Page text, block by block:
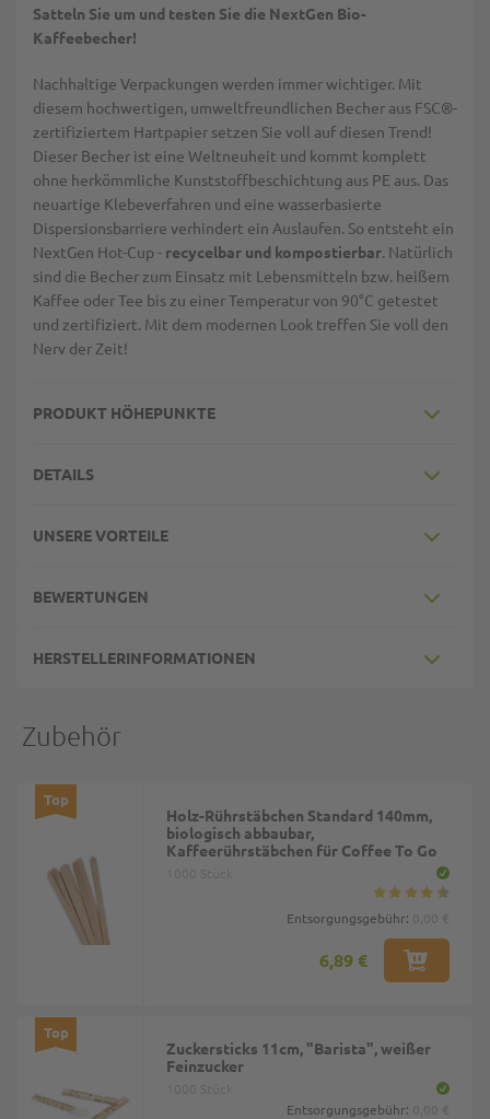
Satteln Sie um und testen Sie die NextGen Bio-
Kaffeebecher!
Nachhaltige Verpackungen werden immer wichtiger. Mit
diesem hochwertigen, umweltfreundlichen Becher aus FSC®-
zertifiziertem Hartpapier setzen Sie voll auf diesen Trend!
Dieser Becher ist eine Weltneuheit und kommt komplett
ohne herkömmliche Kunststoffbeschichtung aus PE aus. Das
neuartige Klebeverfahren und eine wasserbasierte
Dispersionsbarriere verhindert ein Auslaufen. So entsteht ein
NextGen Hot-Cup - recycelbar und kompostierbar. Natürlich
sind die Becher zum Einsatz mit Lebensmitteln bzw. heißem
Kaffee oder Tee bis zu einer Temperatur von 90°C getestet
und zertifiziert. Mit dem modernen Look treffen Sie voll den
Nerv der Zeit!
PRODUKT HÖHEPUNKTE
DETAILS
UNSERE VORTEILE
BEWERTUNGEN
HERSTELLERINFORMATIONEN
Zubehör
Top
Holz-Rührstäbchen Standard 140mm,
biologisch abbaubar,
Kaffeerührstäbchen für Coffee To Go
Entsorgungsgebühr:
6,89 €
Top
Zuckersticks 11cm, "Barista", weißer
Feinzucker
Entsorgungsgebühr: